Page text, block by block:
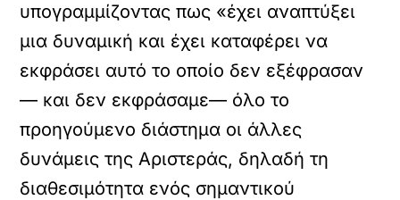
υπογραμμίζοντας πως «έχει αναπτύξει
μια δυναμική και έχει καταφέρει να
εκφράσει αυτό το οποίο δεν εξέφρασαν
— και δεν εκφράσαμε— όλο το
προηγούμενο διάστημα οι άλλες
δυνάμεις της Αριστεράς, δηλαδή τη
διαθεσιμότητα ενός σημαντικού